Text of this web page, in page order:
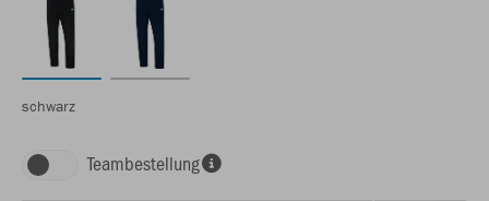
schwarz
Teambestellung